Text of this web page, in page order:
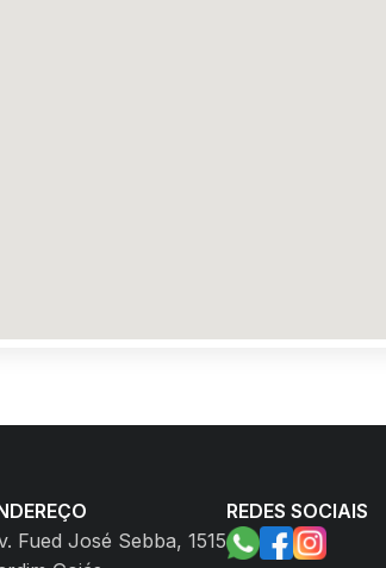
Fued José Sebba, 1515
REDES SOCIAIS